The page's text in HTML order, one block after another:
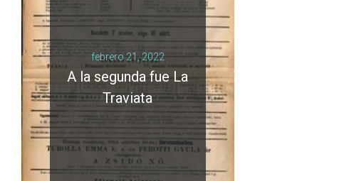
febrero 21, 2022
A la segunda fue La
Traviata
LEER MÁS